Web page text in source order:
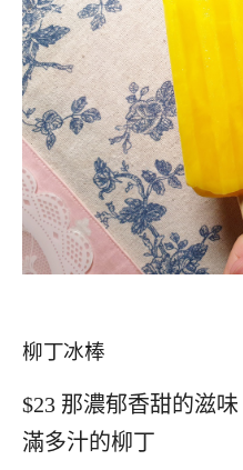
柳丁冰棒
$23 那濃郁香甜的滋
滿多汁的柳丁